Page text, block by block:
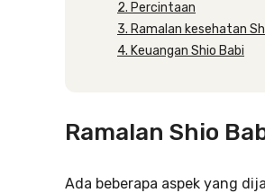
2. Percintaan
3. Ramalan kesehatan
4. Keuangan Shio Babi
Ramalan Shio
Ada beberapa aspek yang